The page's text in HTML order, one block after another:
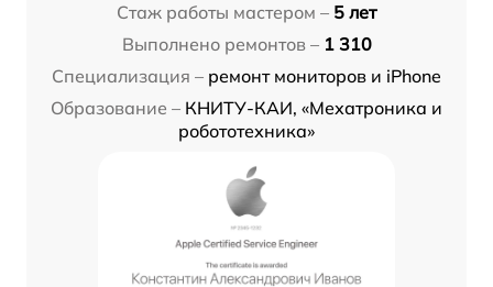
Стаж работы мастером – 5 лет
Выполнено ремонтов – 1 310
Специализация – ремонт мониторов и iPhone
Образование – КНИТУ-КАИ, «Мехатроника и
робототехника»